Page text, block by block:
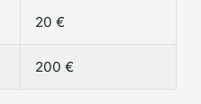
20 €
200 €